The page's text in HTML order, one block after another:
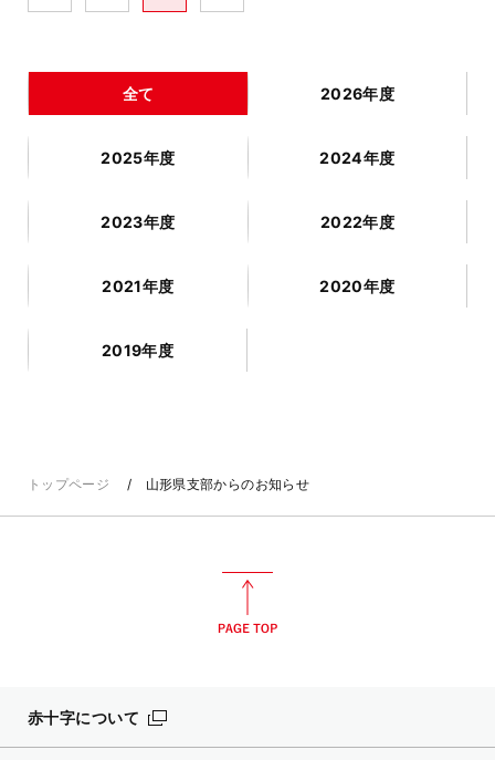
全て 2026年度
2025年度 2024年度
2023年度 2022年度
2021年度 2020年度
2019年度
トップページ 山形県支部からのお知らせ
赤十字について